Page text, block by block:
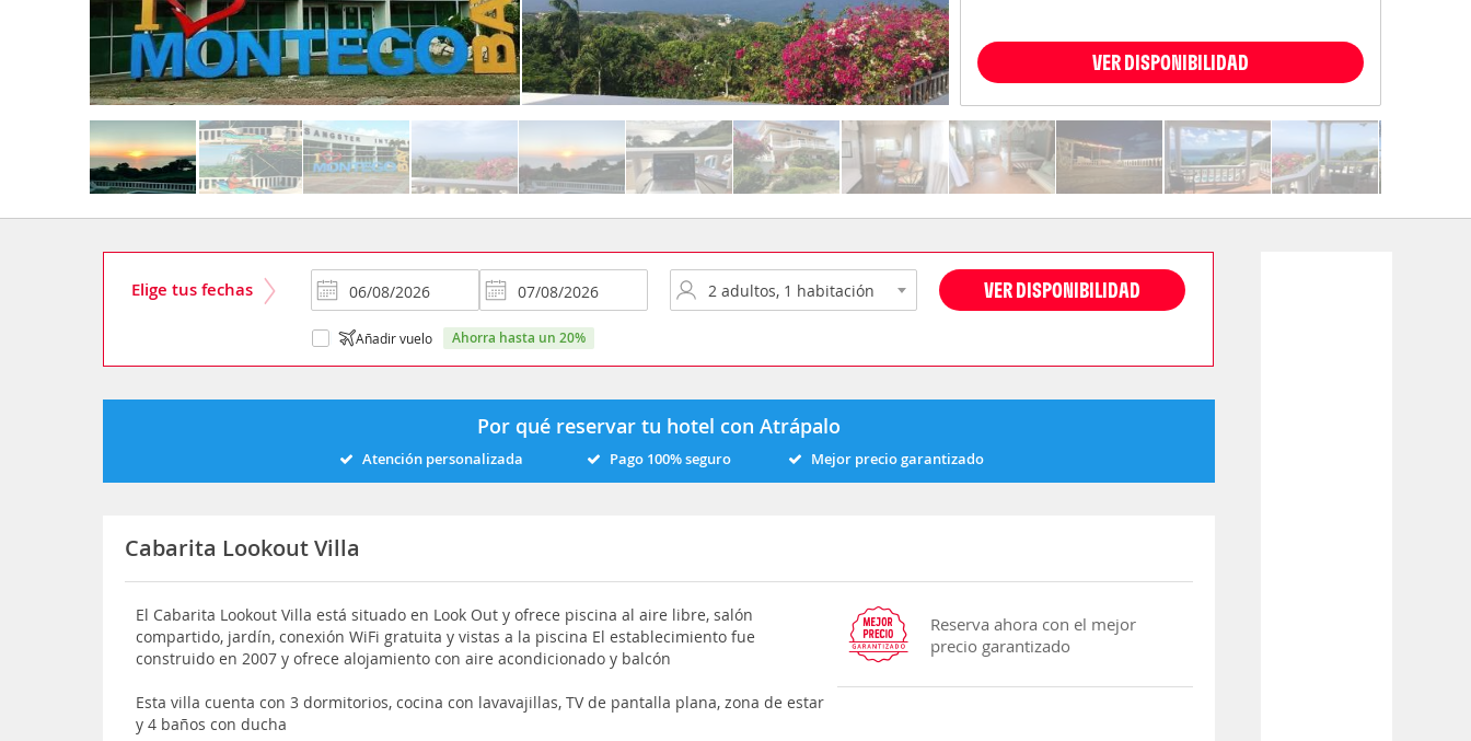
VER DISPONIBILIDAD
Elige tus fechas VER DISPONIBILIDAD
Añadir vuelo ahorra hasta un 20%
Por qué reservar tu hotel con Atrápalo
Atención personalizada Pago 100% seguro Mejor precio garantizado
Cabarita Lookout Villa
El Cabarita Lookout Villa está situado en Look Out y ofrece piscina al aire libre, salón
compartido, jardín, conexión WiFi gratuita y vistas a la piscina El establecimiento fue
construido en 2007 y ofrece alojamiento con aire acondicionado y balcón
Esta villa cuenta con 3 dormitorios, cocina con lavavajillas, TV de pantalla plana, zona de estar
y 4 baños con ducha
Reserva ahora con el mejor
precio garantizado